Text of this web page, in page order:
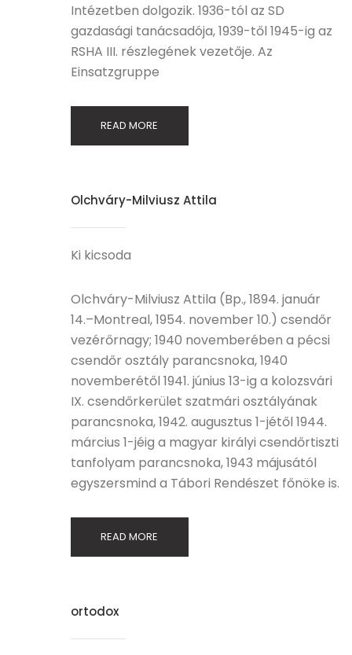
Intézetben dolgozik. 1936-tól az SD
gazdasági tanácsadója, 1939-től 1945-ig az
RSHA III. részlegének vezetője. Az
Einsatzgruppe
READ MORE
Olchváry-Milviusz Attila
Ki kicsoda
Olchváry-Milviusz Attila (Bp., 1894. január
14.–Montreal, 1954. november 10.) csendőr
vezérőrnagy; 1940 novemberében a pécsi
csendőr osztály parancsnoka, 1940
novemberétől 1941. június 13-ig a kolozsvári
IX. csendőrkerület szatmári osztályának
parancsnoka, 1942. augusztus 1-jétől 1944.
március 1-jéig a magyar királyi csendőrtiszti
tanfolyam parancsnoka, 1943 májusától
egyszersmind a Tábori Rendészet főnöke is.
READ MORE
ortodox